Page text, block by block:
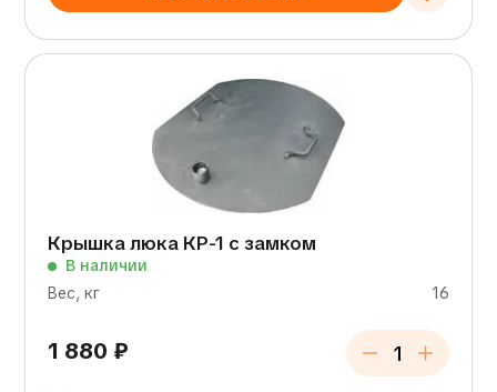
Крышка люка КР-1 с замком
В наличии
Вес, кг
16
1 880 ₽